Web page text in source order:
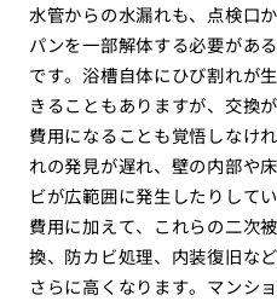
水管からの水漏れも、点検口
パンを一部解体する必要があ
です。浴槽自体にひび割れが
きることもありますが、交換
費用になることも覚悟しなけ
れの発見が遅れ、壁の内部や
ビが広範囲に発生したりして
費用に加えて、これらの二次
換、防カビ処理、内装復旧な
さらに高くなります。マンシ